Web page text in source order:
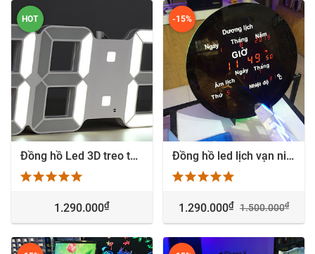
HOT
Đồng hồ Led 3D treo tường giá rẻ Hà Nội
1.290.000₫
-15%
Đồng hồ led lịch vạn niên treo tường - NEWMOON
1.290.000₫ 1.500.000₫